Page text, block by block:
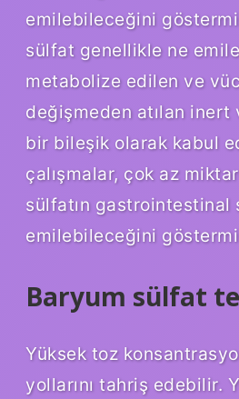
emilebileceğini
sülfat genellikle ne
metabolize edilen ve
değişmeden atılan inert
bir bileşik olarak kabul
çalışmalar, çok az
sülfatın gastrointestinal
emilebileceğini
Baryum sülfat
Yüksek toz
yollarını tahriş edebilir.